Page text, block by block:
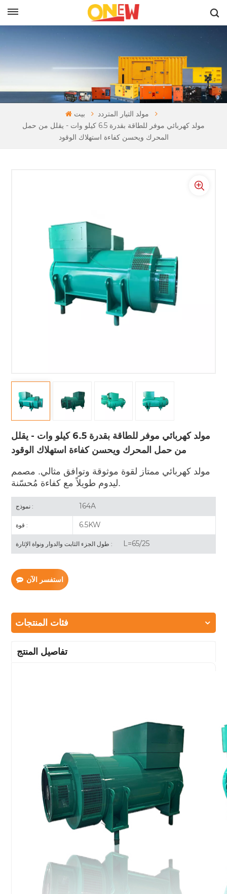
بيت
مولد التيار المتردد
مولد كهربائي موفر للطاقة بقدرة 6.5 كيلو وات - يقلل من حمل
المحرك ويحسن كفاءة استهلاك الوقود
مولد كهربائي موفر للطاقة بقدرة 6.5 كيلو وات - يقلل
من حمل المحرك ويحسن كفاءة استهلاك الوقود
مولد كهربائي ممتاز لقوة موثوقة وتوافق مثالي. مصمم
ليدوم طويلاً مع كفاءة مُحسّنة.
نموذج : 164A
قوة : 6.5KW
طول الجزء الثابت والدوار ونواة الإثارة : L=65/25
استفسر الآن
فئات المنتجات
تفاصيل المنتج